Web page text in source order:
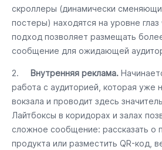
скроллеры (динамически
постеры) находятся на уровне глаз
подход позволяет размещать
сообщение для ожидающей
2. Внутренняя реклама.
работа с аудиторией, которая уже
вокзала и проводит здесь
Лайтбоксы в коридорах и залах
сложное сообщение: рассказать о
продукта или разместить QR-код,